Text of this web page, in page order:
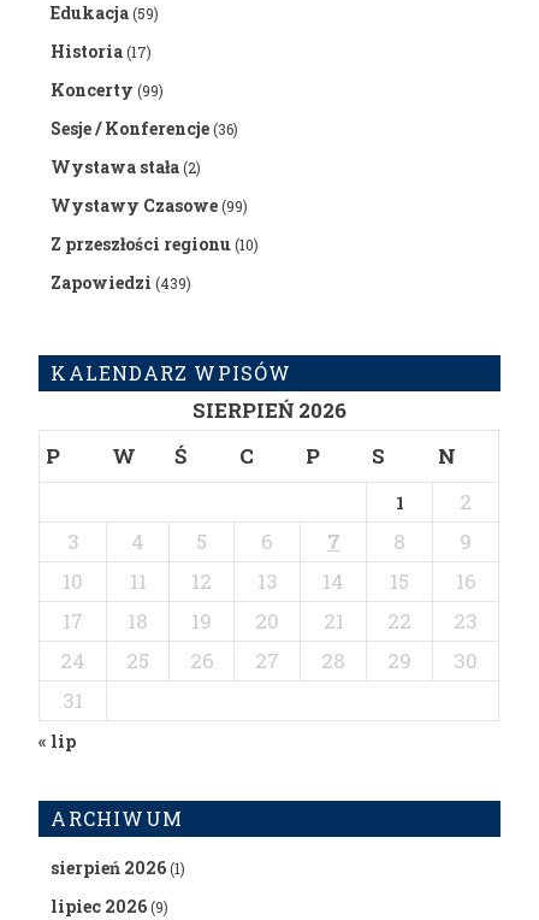
Edukacja(59)
Historia(17)
Koncerty (99)
Sesje / Konferencje(36)
Wystawa stała(2)
Wystawy Czasowe(99)
Z przeszłości regionu(10)
Zapowiedzi (439)
KALENDARZ WPISÓW
SIERPIEŃ 2026
P
W Ś C P S N
1
2
3
4 5 6 7 8
9
10
11 12 13 14 15
16
17
18 19 20 21 22
23
24
25 26 27 28 29
30
31
« lip
ARCHIWUM
sierpień 2026(1)
lipiec 2026(9)